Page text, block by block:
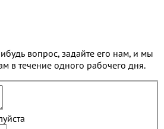
вопрос, задайте его нам, и мы
в течение одного рабочего дня.